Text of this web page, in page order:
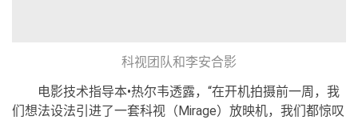
科视团队和李安合影
电影技术指导本•热尔韦透露，“在开机拍摄前一周，我
们想法设法引进了一套科视（Mirage）放映机，我们都惊叹